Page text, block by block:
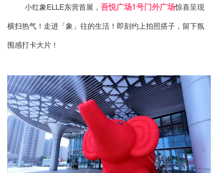
小红象ELLE东营首展， 吾悦广场1号门外广场惊喜呈现
横扫热气！走进「象」往的生活！即刻约上拍照搭子，留下氛
围感打卡大片！